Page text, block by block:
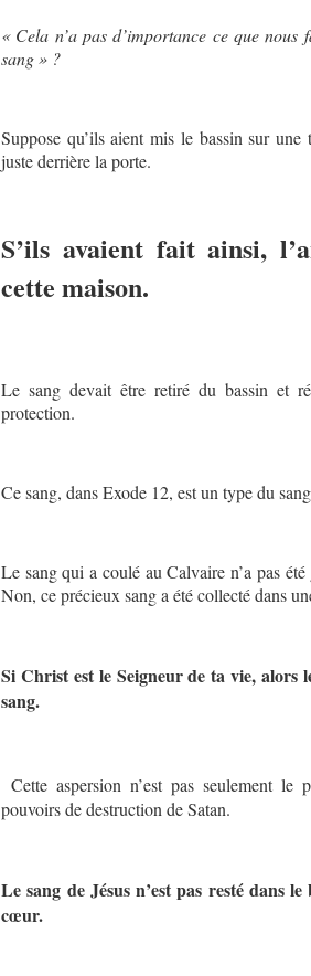
« Cela n’a pas d’importance ce que nous
sang » ?
Suppose qu’ils aient mis le bassin sur
juste derrière la porte.
S’ils avaient fait ainsi,
cette maison.
Le sang devait être retiré du bassin et
protection.
Ce sang, dans Exode 12, est un type du
Le sang qui a coulé au Calvaire n’a pas
Non, ce précieux sang a été collecté dans
Si Christ est le Seigneur de ta vie, alors
sang.
Cette aspersion n’est pas seulement
pouvoirs de destruction de Satan.
Le sang de Jésus n’est pas resté dans
cœur.